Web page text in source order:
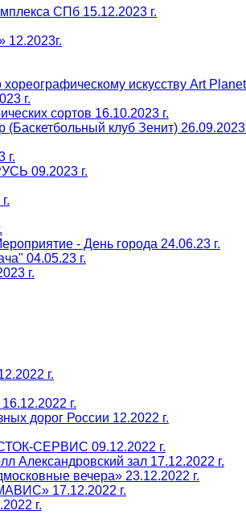
СПб 15.12.2023 г.
12.2023г.
искусству Art
г.
сортов 16.10.2023 г.
клуб Зенит) 26.09.2023
г.
09.2023 г.
- День города 24.06.23 г.
04.05.23 г.
г.
г.
г.
дорог России 12.2022 г.
СЕРВИС 09.12.2022 г.
Александровский зал 17.12.2022 г.
вечера» 23.12.2022 г.
17.12.2022 г.
г.